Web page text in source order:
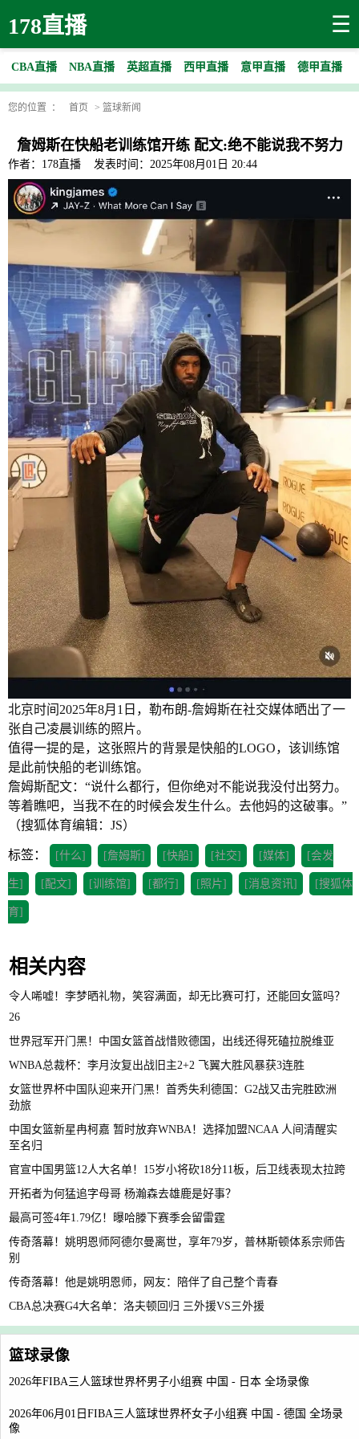
178直播 ☰
CBA直播 NBA直播 英超直播 西甲直播 意甲直播 德甲直播
您的位置 ： 首页 > 篮球新闻
詹姆斯在快船老训练馆开练 配文:绝不能说我不努力
作者：178直播 发表时间：2025年08月01日 20:44
北京时间2025年8月1日，勒布朗-詹姆斯在社交媒体晒出了一
张自己凌晨训练的照片。
值得一提的是，这张照片的背景是快船的LOGO，该训练馆
是此前快船的老训练馆。
詹姆斯配文：“说什么都行，但你绝对不能说我没付出努力。
等着瞧吧，当我不在的时候会发生什么。去他妈的这破事。”
（搜狐体育编辑：JS）
标签： [什么] [詹姆斯] [快船] [社交] [媒体] [会发
生] [配文] [训练馆] [都行] [照片] [消息资讯] [搜狐体
育]
相关内容
令人唏嘘！李梦晒礼物，笑容满面，却无比赛可打，还能回女篮吗？
26
世界冠军开门黑！中国女篮首战惜败德国，出线还得死磕拉脱维亚
WNBA总裁杯：李月汝复出战旧主2+2 飞翼大胜风暴获3连胜
女篮世界杯中国队迎来开门黑！首秀失利德国：G2战又击完胜欧洲
劲旅
中国女篮新星冉柯嘉 暂时放弃WNBA！选择加盟NCAA 人间清醒实
至名归
官宣中国男篮12人大名单！15岁小将砍18分11板，后卫线表现太拉跨
开拓者为何猛追字母哥 杨瀚森去雄鹿是好事？
最高可签4年1.79亿！曝哈滕下赛季会留雷霆
传奇落幕！姚明恩师阿德尔曼离世，享年79岁，普林斯顿体系宗师告
别
传奇落幕！他是姚明恩师，网友：陪伴了自己整个青春
CBA总决赛G4大名单：洛夫顿回归 三外援VS三外援
篮球录像
2026年FIBA三人篮球世界杯男子小组赛 中国 - 日本 全场录像
2026年06月01日FIBA三人篮球世界杯女子小组赛 中国 - 德国 全场录
像